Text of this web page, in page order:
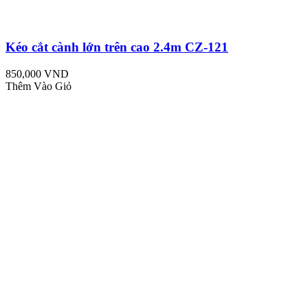
Kéo cắt cành lớn trên cao 2.4m CZ-121
850,000 VND
Thêm Vào Giỏ